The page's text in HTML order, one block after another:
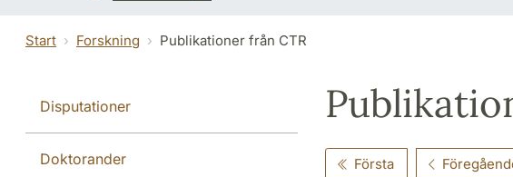
Start Forskning Publikationer från CTR
Disputationer
Doktorander Första